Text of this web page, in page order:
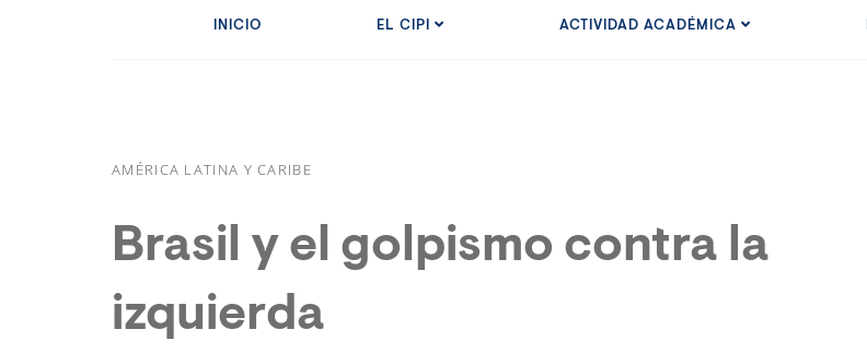
INICIO EL CIPI ACTIVIDAD ACADÉMICA
AMÉRICA LATINA Y CARIBE
Brasil y el golpismo contra la
izquierda